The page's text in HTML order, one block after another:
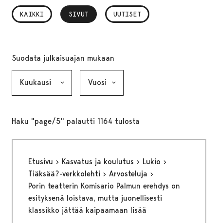
KAIKKI SIVUT
, VALITTU UUTISET
Suodata julkaisuajan mukaan
Haku "page/5" palautti 1164 tulosta
Etusivu Kasvatus ja koulutus
Lukio
Tiäksää?-verkkolehti
Arvosteluja
Porin teatterin Komisario Palmun erehdys on
esityksenä loistava, mutta juonellisesti
klassikko jättää kaipaamaan lisää